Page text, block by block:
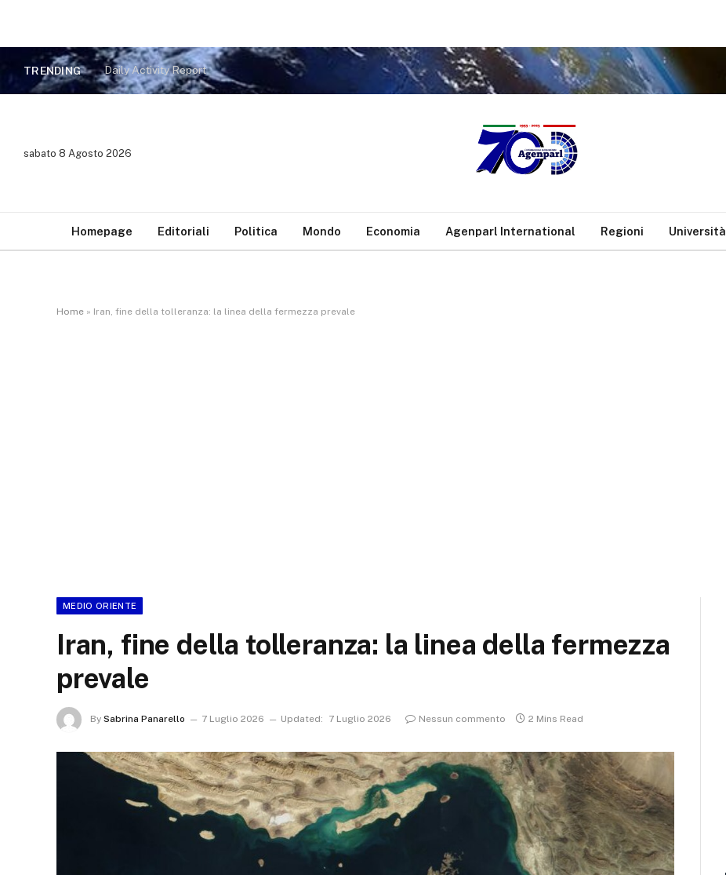
TRENDING Daily Activity Report
sabato 8 Agosto 2026
Homepage Editoriali Politica Mondo Economia Agenparl International Regioni Università
Home » Iran, fine della tolleranza: la linea della fermezza prevale
MEDIO ORIENTE
Iran, fine della tolleranza: la linea della fermezza
prevale
By Sabrina Panarello 7 Luglio 2026 Updated: 7 Luglio 2026 Nessun commento 2 Mins Read